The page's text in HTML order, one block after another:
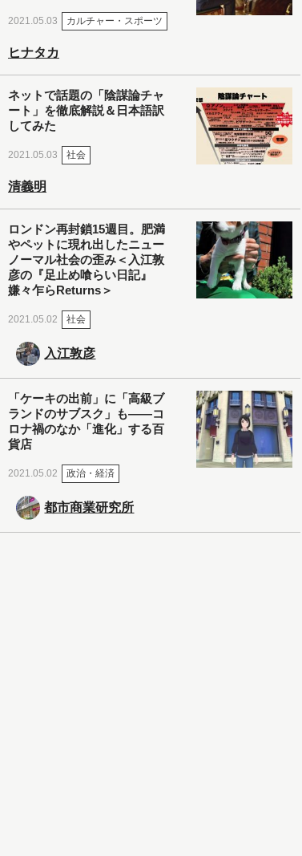
2021.05.03 カルチャー・スポーツ
ヒナタカ
ネットで話題の「陰謀論チャ
ート」を徹底解説＆日本語訳
してみた
2021.05.03 社会
清義明
ロンドン再封鎖15週目。肥満
やペットに現れ出したニュー
ノーマル社会の歪み＜入江敦
彦の『足止め喰らい日記』
嫌々乍らReturns＞
2021.05.02 社会
入江敦彦
「ケーキの出前」に「高級ブ
ランドのサブスク」も――コ
ロナ禍のなか「進化」する百
貨店
2021.05.02 政治・経済
都市商業研究所